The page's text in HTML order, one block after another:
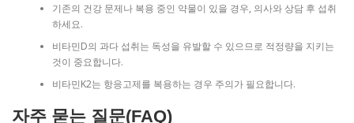
기존의 건강 문제나 복용 중인 약물이 있을 경우, 의사와 상담 후 섭취
하세요.
비타민D의 과다 섭취는 독성을 유발할 수 있으므로 적정량을 지키는
것이 중요합니다.
비타민K2는 항응고제를 복용하는 경우 주의가 필요합니다.
자주 묻는 질문(FAQ)